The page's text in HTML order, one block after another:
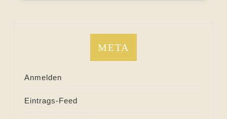
META
Anmelden
Eintrags-Feed